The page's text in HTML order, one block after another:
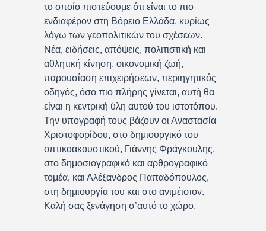
το οποίο πιστεύουμε ότι είναι το πιο
ενδιαφέρον στη Βόρειο Ελλάδα, κυρίως
λόγω των γεοπολιτικών του σχέσεων.
Νέα, ειδήσεις, απόψεις, πολιτιστική και
αθλητική κίνηση, οικονομική ζωή,
παρουσίαση επιχειρήσεων, περιηγητικός
οδηγός, όσο πιο πλήρης γίνεται, αυτή θα
είναι η κεντρική ύλη αυτού του ιστοτόπου.
Την υπογραφή τους βάζουν οι Αναστασία
Χριστοφορίδου, στο δημιουργικό του
οπτικοακουστικού, Γιάννης Φράγκουλης,
στο δημοσιογραφικό και αρθρογραφικό
τομέα, και Αλέξανδρος Παπαδόπουλος,
στη δημιουργία του και στο ανιμέισιον.
Καλή σας ξενάγηση σ’αυτό το χώρο.